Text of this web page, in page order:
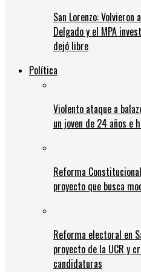
San Lorenzo:
Delgado y el MPA
dejó libre
Política
Violento ataque a
un joven de 24 años e
Reforma
proyecto que busca
Reforma electoral en
proyecto de la UCR y
candidaturas